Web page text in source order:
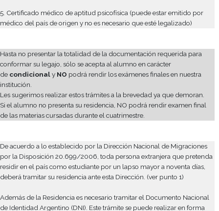
2. 1 Foto 4x4 color
3. Fotocopia de PASAPORTE hasta obtener DNI argentino
4. Fotocopia de la Residencia y/o DNI una vez obtenidos
5. Certificado médico de aptitud psicofísica (puede estar
médico del país de origen y no es necesario que esté
Hasta no presentar la totalidad de la documentación
conformar su legajo, sólo se acepta al alumno en carácter
decondicionaly NOpodrá rendir los exámenes finales en
institución.
Si el alumno no presenta su residencia, NO podrá rendir